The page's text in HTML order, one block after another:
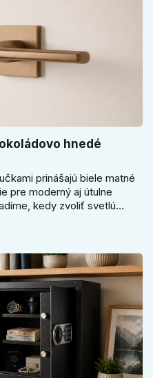
hnedé
prinášajú biele matné
pre moderný aj útulne
kedy zvoliť svetlú
štítom. Nové